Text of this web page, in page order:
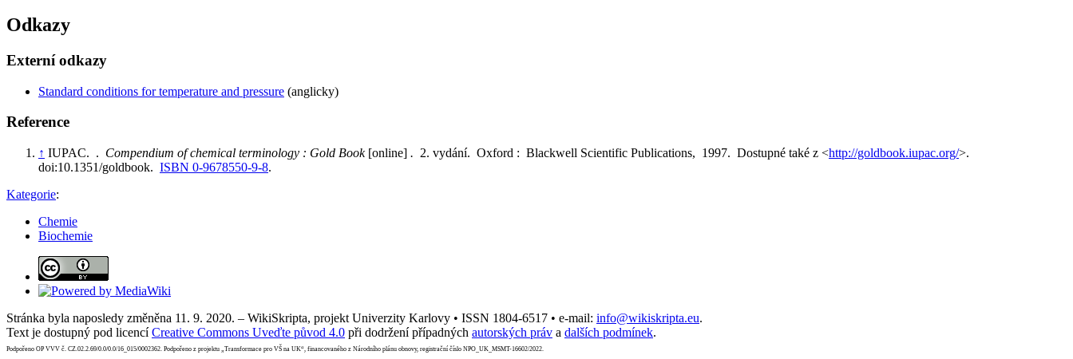
Odkazy
Externí odkazy
Standard conditions for temperature and pressure (anglicky)
Reference
↑ IUPAC. . Compendium of chemical terminology : Gold Book[online] . 2. vydání. Oxford : Blackwell Scientific Publications, 1997. Dostupné také z <http://goldbook.iupac.org/>.
doi:10.1351/goldbook. ISBN 0-9678550-9-8.
Kategorie:
Chemie
Biochemie
Stránka byla naposledy změněna 11. 9. 2020. – WikiSkripta, projekt Univerzity Karlovy • ISSN 1804-6517 • e-mail: info@wikiskripta.eu.
Text je dostupný pod licencíCreative Commons Uveďte původ 4.0 při dodržení případných autorských práv a dalších podmínek.
Podpořeno OP VVV č. CZ.02.2.69/0.0/0.0/16_015/0002362. Podpořeno z projektu „Transformace pro VŠ na UK“, financovaného z Národního plánu obnovy, registrační číslo NPO_UK_MSMT-16602/2022.